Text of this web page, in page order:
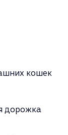
кошек
дорожка